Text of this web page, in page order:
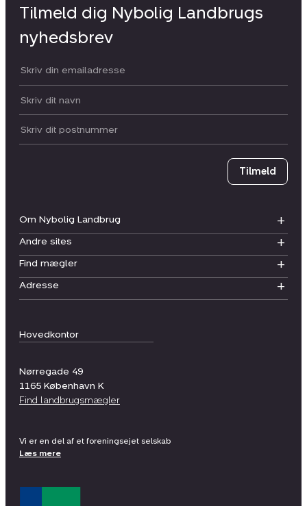
Hovedkontor
Nørregade 49
1165 København K
Find landbrugsmægler
Om Nybolig Landbrug
Andre sites
Find mægler
Adresse
Tilmeld dig Nybolig Landbrugs
nyhedsbrev
Din email:
Dit navn:
Postnummer
Tilmeld
Vi er en del af et foreningsejet selskab
Læs mere